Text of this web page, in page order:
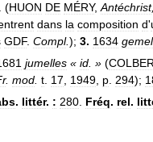
. (HUON DE MÉRY,Antéchrist,
dans la composition d'
GDF. Compl.); 3. 1634
jumelles « id . » (
. mod t 17 1949 p 294);
. littér. : 280 Fréq. rel.